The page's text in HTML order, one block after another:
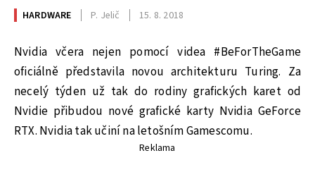
HARDWARE P. Jelič 15. 8. 2018
Nvidia včera nejen pomocí videa #BeForTheGame
oficiálně představila novou architekturu Turing. Za
necelý týden už tak do rodiny grafických karet od
Nvidie přibudou nové grafické karty Nvidia GeForce
RTX. Nvidia tak učiní na letošním Gamescomu.
Reklama